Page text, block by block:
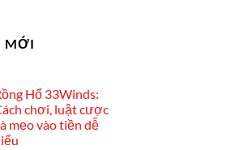
MỚI
Hổ 33Winds:
chơi, luật cược
mẹo vào tiền dễ